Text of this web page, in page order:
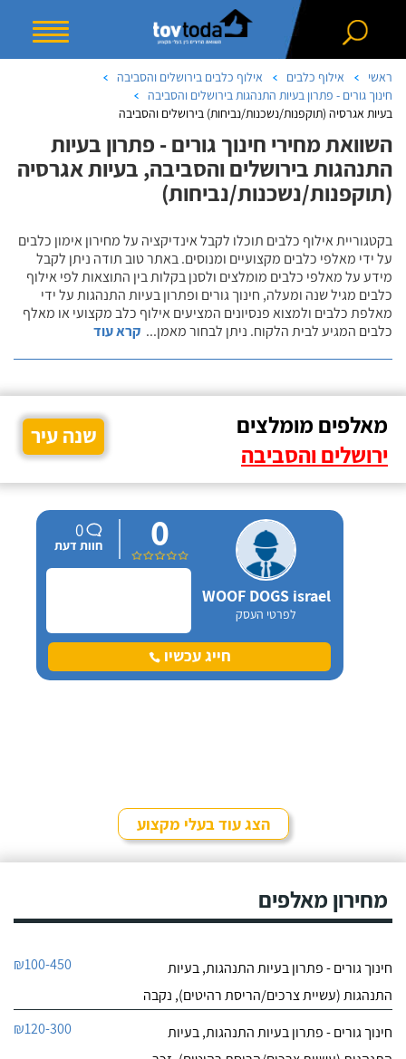
ראשי אילוף כלבים
אילוף כלבים בירושלים והסביבה
חינוך גורים - פתרון בעיות התנהגות בירושלים והסביבה
בעיות אגרסיה (תוקפנות/נשכנות/נביחות) בירושלים והסביבה
השוואת מחירי חינוך גורים - פתרון בעיות
התנהגות בירושלים והסביבה, בעיות אגרסיה
(תוקפנות/נשכנות/נביחות)
בקטגוריית אילוף כלבים תוכלו לקבל אינדיקציה על מחירון אימון כלבים
על ידי מאלפי כלבים מקצועיים ומנוסים. באתר טוב תודה ניתן לקבל
מידע על מאלפי כלבים מומלצים ולסנן בקלות בין התוצאות לפי אילוף
כלבים מגיל שנה ומעלה, חינוך גורים ופתרון בעיות התנהגות על ידי
מאלפת כלבים ולמצוא פנסיונים המציעים אילוף כלב מקצועי או מאלף
כלבים המגיע לבית הלקוח. ניתן לבחור מאמן... קרא עוד
מאלפים מומלצים
ירושלים והסביבה
שנה עיר
WOOF DOGS israel
לפרטי העסק
0
0
חוות דעת
חייג עכשיו
הצג עוד בעלי מקצוע
מחירון מאלפים
חינוך גורים - פתרון בעיות התנהגות, בעיות
התנהגות (עשיית צרכים/הריסת רהיטים), נקבה
₪100-450
חינוך גורים - פתרון בעיות התנהגות, בעיות
₪120-300